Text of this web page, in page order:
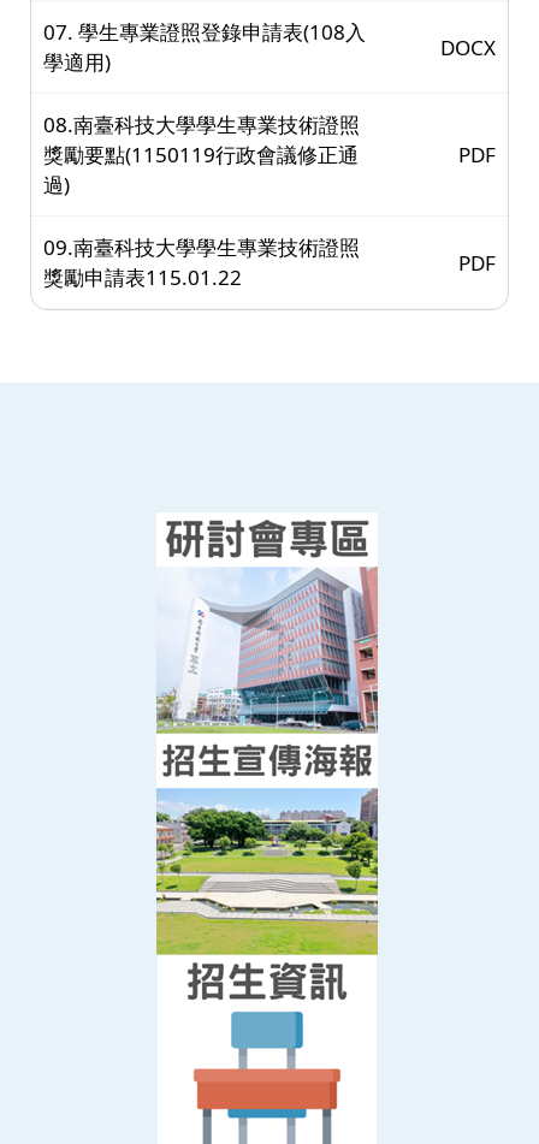
07. 學生專業證照登錄申請表(108入
學適用)
DOCX
08.南臺科技大學學生專業技術證照
獎勵要點(1150119行政會議修正通
過)
PDF
09.南臺科技大學學生專業技術證照
獎勵申請表115.01.22
PDF